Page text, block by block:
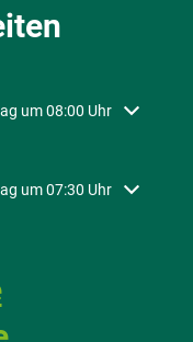
auszublenden
um 08:00 Uhr
auszublenden
um 07:30 Uhr